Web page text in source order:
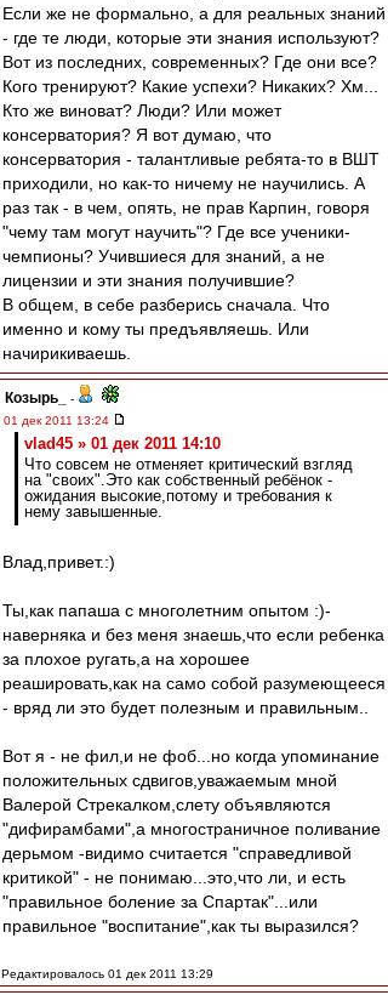
Если же не формально, а для реальных знаний
- где те люди, которые эти знания используют?
Вот из последних, современных? Где они все?
Кого тренируют? Какие успехи? Никаких? Хм...
Кто же виноват? Люди? Или может
консерватория? Я вот думаю, что
консерватория - талантливые ребята-то в ВШТ
приходили, но как-то ничему не научились. А
раз так - в чем, опять, не прав Карпин, говоря
"чему там могут научить"? Где все ученики-
чемпионы? Учившиеся для знаний, а не
лицензии и эти знания получившие?
В общем, в себе разберись сначала. Что
именно и кому ты предъявляешь. Или
начирикиваешь.
Козырь_
-
01 дек 2011 13:24
vlad45 » 01 дек 2011 14:10
Что совсем не отменяет критический взгляд
на "своих".Это как собственный ребёнок -
ожидания высокие,потому и требования к
нему завышенные.
Влад,привет.:)
Ты,как папаша с многолетним опытом :)-
наверняка и без меня знаешь,что если ребенка
за плохое ругать,а на хорошее
реашировать,как на само собой разумеющееся
- вряд ли это будет полезным и правильным..
Вот я - не фил,и не фоб...но когда упоминание
положительных сдвигов,уважаемым мной
Валерой Стрекалком,слету объявляются
"дифирамбами",а многостраничное поливание
дерьмом -видимо считается "справедливой
критикой" - не понимаю...это,что ли, и есть
"правильное боление за Спартак"...или
правильное "воспитание",как ты выразился?
Редактировалось 01 дек 2011 13:29